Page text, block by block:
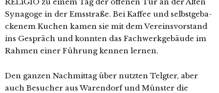
Synagoge in der Emsstraße. Bei Kaffee und selbst­ge­ba­
cke­nem Kuchen kamen sie mit dem Vereinsvorstand
ins Gespräch und konn­ten das Fachwerkgebäude im
Rahmen einer Führung ken­nen lernen.
Den gan­zen Nachmittag über nutz­ten Telgter, aber
auch Besucher aus Warendorf und Münster die